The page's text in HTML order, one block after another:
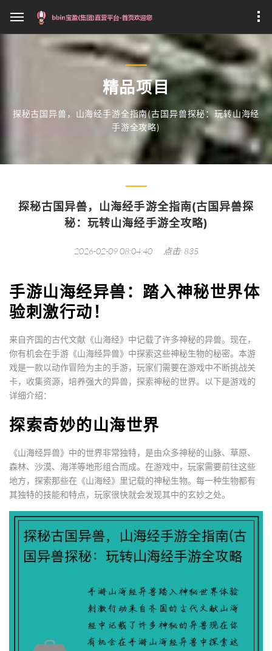
精品项目
探秘古国异兽，山海经手游全指南(古国异兽探秘：玩转山海经
手游全攻略)
探秘古国异兽，山海经手游全指南(古国异兽探
秘：玩转山海经手游全攻略)
2026-02-09 08:04:40 点击: 835
手游山海经异兽：踏入神秘世界体
验刺激行动！
来自齐国的古代文献《山海经》中记载了许多神秘的异兽。现在，
你有机会在手游《山海经异兽》中探索这些神秘生物的秘密。本游
戏是一款以动作冒险为主的手游，玩家们需要在游戏中不断挑战关
卡，收集资源，培养强大的异兽，探索神秘的世界。以下是游戏的
详细介绍：
探索奇妙的山海世界
《山海经异兽》中的世界非常独特，是由众多神秘的山脉、草原、
森林、沙漠、海洋等地形组合而成。在游戏中，玩家需要前往这些
地方，探索那些在《山海经》里记载的神秘生物。每一种生物都有
其独特的技能和特点，玩家很快就会发现其中的玄妙之处。